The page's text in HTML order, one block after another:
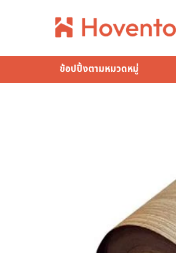
ข้อปปิ้งตามหมวดหมู่